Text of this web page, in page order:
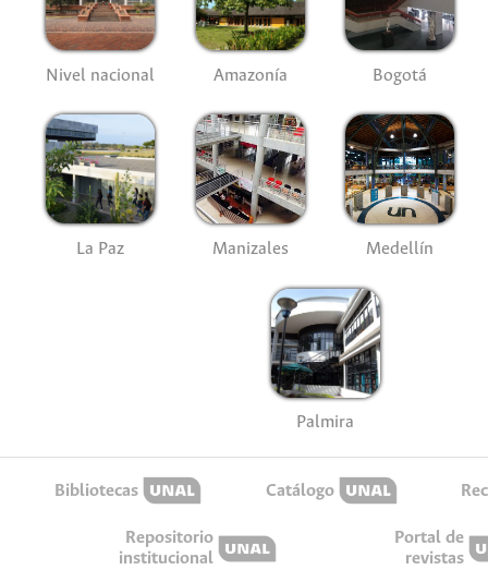
Nivel nacional Amazonía Bogotá
La Paz Manizales Medellín
Palmira
Bibliotecas Catálogo
Repositorio
institucional
Portal de
revistas